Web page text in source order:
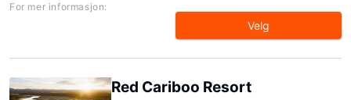
For mer informasjon:
Velg
Red Cariboo Resort